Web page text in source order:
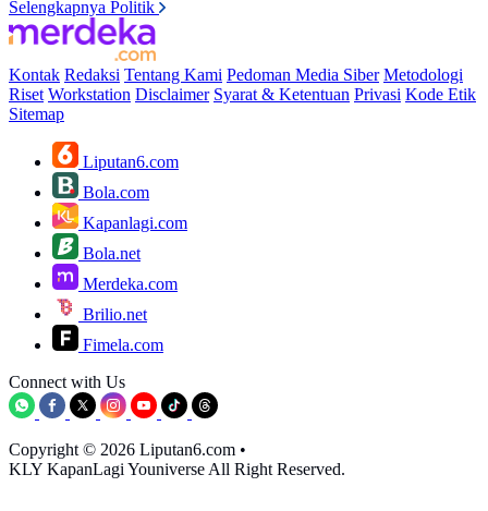
Selengkapnya Politik
Kontak Redaksi Tentang Kami Pedoman Media Siber Metodologi
Riset Workstation Disclaimer Syarat & Ketentuan Privasi Kode Etik
Sitemap
Liputan6.com
Bola.com
Kapanlagi.com
Bola.net
Merdeka.com
Brilio.net
Fimela.com
Connect with Us
Copyright © 2026 Liputan6.com •
KLY KapanLagi Youniverse All Right Reserved.